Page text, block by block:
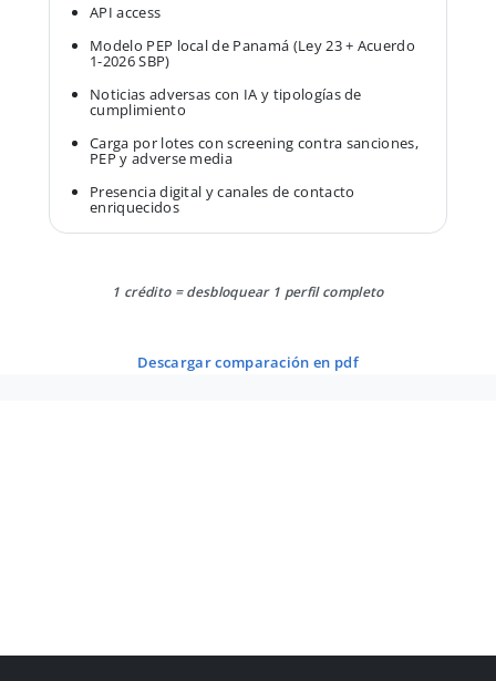
API access
Modelo PEP local de Panamá (Ley 23 + Acuerdo
1-2026 SBP)
Noticias adversas con IA y tipologías de
cumplimiento
Carga por lotes con screening contra sanciones,
PEP y adverse media
Presencia digital y canales de contacto
enriquecidos
1 crédito = desbloquear 1 perfil completo
descargar comparación en pdf